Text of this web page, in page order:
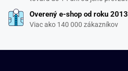
Overený e-shop od roku 2013
Viac ako 140 000 zákazníkov